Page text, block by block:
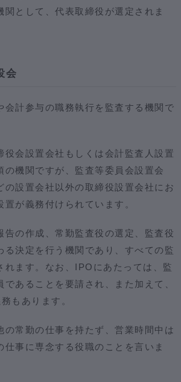
関として、代表取締役が選定されま
会
会計参与の職務執行を監査する機関で
役会設置会社もしくは会計監査人設置
の機関ですが、監査等委員会設置会
の設置会社以外の取締役設置会社にお
が義務付けられています。
告の作成、常勤監査役の選定、監査役
る決定を行う機関であり、すべての監
れます。なお、IPOにあたっては、監
であることを要請され、また加えて、
もあります。
の常勤の仕事を持たず、営業時間中は
仕事に専念する役職のことを言いま